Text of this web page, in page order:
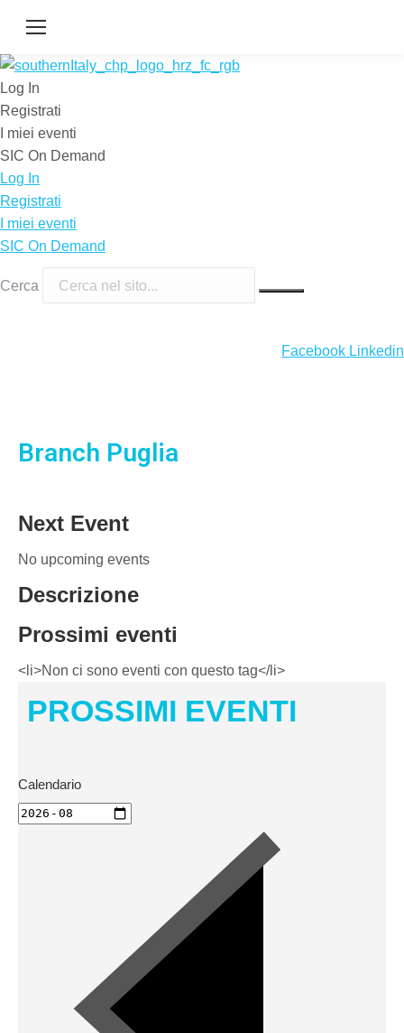
Log In
Registrati
I miei eventi
SIC On Demand
Log In
Registrati
I miei eventi
SIC On Demand
Cerca
Facebook Linkedin
Branch Puglia
Next Event
No upcoming events
Descrizione
Prossimi eventi
<li>Non ci sono eventi con questo tag</li>
PROSSIMI EVENTI
Calendario